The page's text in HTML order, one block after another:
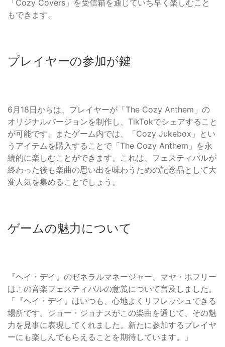
「Cozy Covers」を受信箱を通じていち早く楽しむこと
もできます。
プレイヤーの参加が鍵
6月18日からは、プレイヤーが「The Cozy Anthem」の
オリジナルバージョンを制作し、TikTokでシェアすること
が可能です。またゲーム内では、「Cozy Jukebox」とい
うアイテムを購入することで「The Cozy Anthem」を永
続的に楽しむことができます。これは、フェスティバルが
終わった後も楽曲の思い出を味わうための記念品として大
変人気を集めることでしょう。
ゲームの魅力について
『ヘイ・デイ』のゼネラルマネージャー、マヤ・ホフリー
はこの音楽フェスティバルの意義について言及しました。
「『ヘイ・デイ』はいつも、心地よくリフレッシュできる
場所です。ジョー・ジョナスがこの楽曲を通じて、その魅
力を見事に表現してくれました。新たに参加するプレイヤ
ーにも楽しんでもらえることを期待しています。」